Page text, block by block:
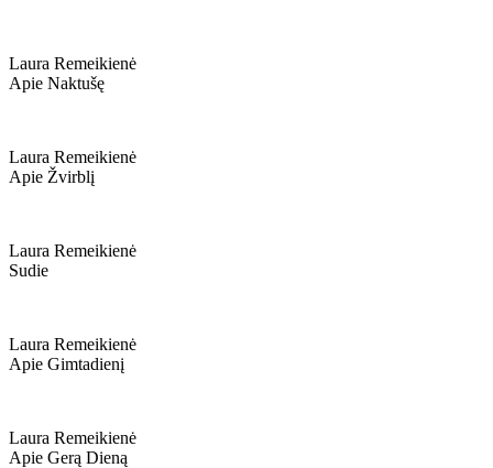
Laura Remeikienė
Apie Naktušę
Laura Remeikienė
Apie Žvirblį
Laura Remeikienė
Sudie
Laura Remeikienė
Apie Gimtadienį
Laura Remeikienė
Apie Gerą Dieną